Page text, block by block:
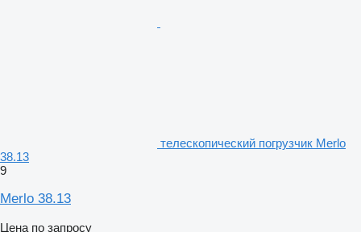
телескопический погрузчик Merlo
38.13
9
Merlo 38.13
Цена по запросу